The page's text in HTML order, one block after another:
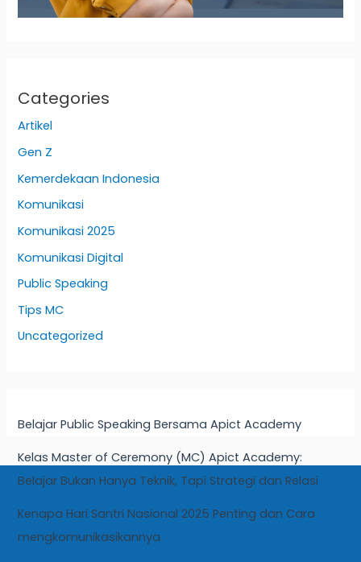
Categories
Artikel
Gen Z
Kemerdekaan Indonesia
Komunikasi
Komunikasi 2025
Komunikasi Digital
Public Speaking
Tips MC
Uncategorized
Belajar Public Speaking Bersama Apict Academy
Kelas Master of Ceremony (MC) Apict Academy:
Belajar Bukan Hanya Teknik, Tapi Strategi dan Relasi
Kenapa Hari Santri Nasional 2025 Penting dan Cara
mengkomunikasikannya